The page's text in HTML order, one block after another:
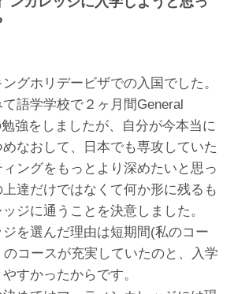
グホリデービザでの入国でした。
語学学校で２ヶ月間General
強をしましたが、自分が今本当に
なおして、日本でも専攻していた
ングをもっとより深めたいと思っ
達だけではなくて何か形に残るも
ジに通うことを決意しました。
を選んだ理由は短期間(私のコー
コースが充実していたのと、入学
すかったからです。